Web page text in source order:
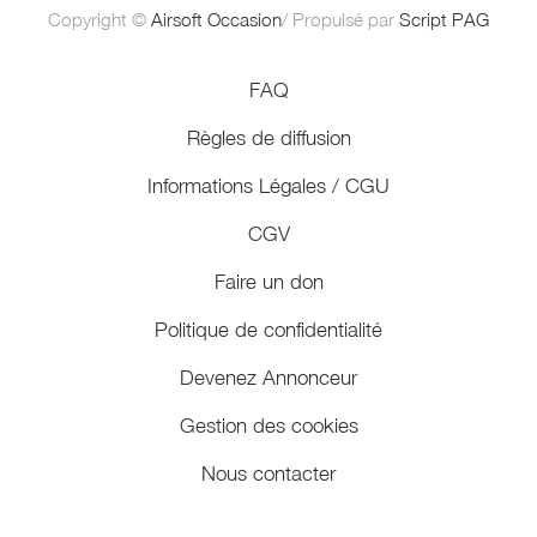
Copyright © Airsoft Occasion/ Propulsé par Script PAG
FAQ
Règles de diffusion
Informations Légales / CGU
CGV
Faire un don
Politique de confidentialité
Devenez Annonceur
Gestion des cookies
Nous contacter